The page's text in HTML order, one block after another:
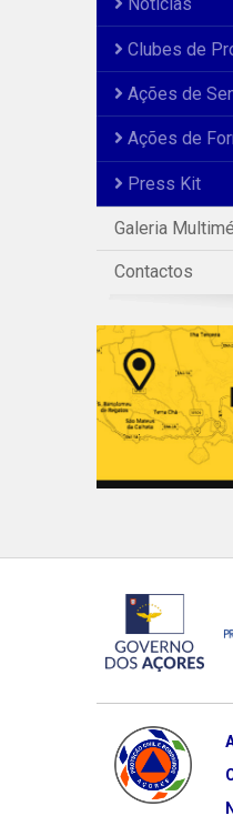
Clubes de
Ações de
Ações de
Press Kit
Galeria
Contactos